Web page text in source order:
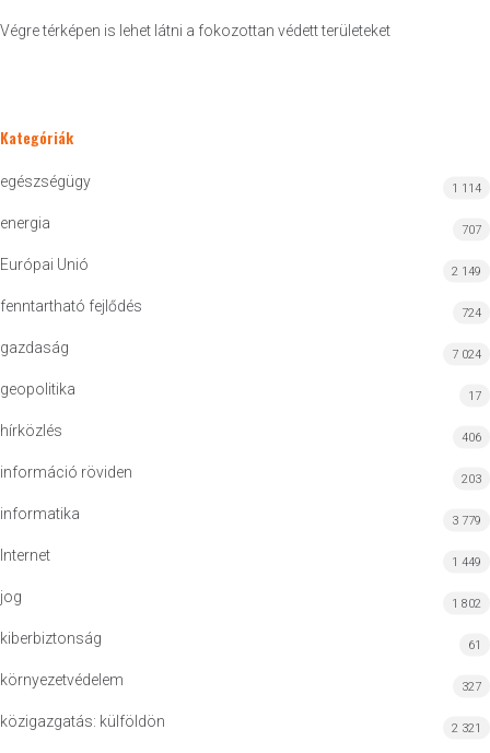
Végre térképen is lehet látni a fokozottan védett területeket
Kategóriák
egészségügy 1 114
energia 707
Európai Unió 2 149
fenntartható fejlődés 724
gazdaság 7 024
geopolitika 17
hírközlés 406
információ röviden 203
informatika 3 779
Internet 1 449
jog 1 802
kiberbiztonság 61
környezetvédelem 327
közigazgatás: külföldön 2 321